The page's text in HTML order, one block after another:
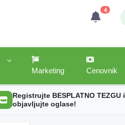
4
Marketing
Cenovnik
Registrujte BESPLATNO TEZGU i
objavljujte oglase!